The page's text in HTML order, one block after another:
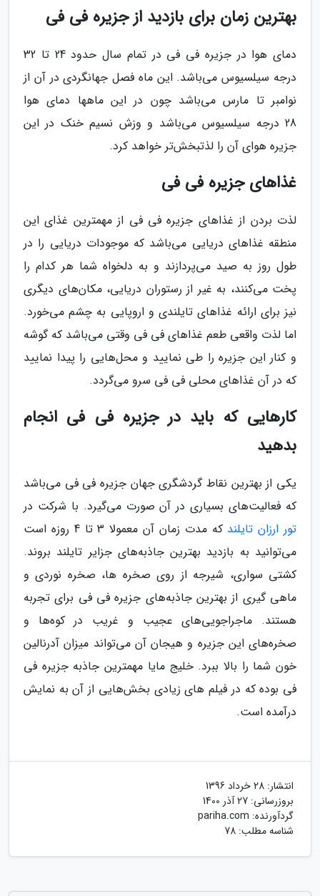
بهترین زمان برای بازدید از جزیره فی فی
دمای هوا در جزیره فی فی در تمام سال حدود 24 تا 32
درجه سیلسیوس می‌باشد. این ماه فصل جهانگردی در آن از
نوامبر تا مارس می‌باشد چون در این ماهها دمای هوا
28 درجه سیلسیوس می‌باشد و وزش نسیم خنک در این
جزیره هوای آن را لذتبخش‌تر خواهد کرد.
غذاهای جزیره فی فی
لذت بردن از غذاهای جزیره فی فی از مهمترین غذای این
منطقه غذاهای دریایی می‌باشد که موجودات دریایی را در
طول روز به صید می‌پردازند و به دلخواه شما هر کدام را
پخت می‌کنند، به غیر از رستوران دریایی، مکان‌های دیگری
نیز برای ارائه غذاهای تایلندی و اروپایی به چشم می‌خورد.
اما لذت واقعی طعم غذاهای فی فی وقتی می‌باشد که گوشه
و کنار این جزیره را طی نمایید و محل‌هایی را پیدا نمایید
که در آن غذاهای محلی فی فی سرو می‌گردد.
کارهایی که باید در جزیره فی فی انجام
بدهید
یکی از بهترین نقاط گردشگری جهان جزیره فی فی می‌باشد
که فعالیت‌های بسیاری در آن صورت می‌گیرد. با شرکت در
تور ارزان تایلند
که مدت زمان آن معمولا 3 تا 4 روزه است
می‌توانید به بازدید بهترین جاذبه‌های جزایر تایلند بروند.
کشتی سواری، شیرجه از روی صخره ها، صخره نوردی و
ماهی گیری از بهترین جاذبه‌های جزیره فی فی برای تجربه
هستند. ماجراجویی‌های عجیب و غریب در کوه‌ها و
صخره‌های این جزیره و هیجان آن می‌تواند میزان آدرنالین
خون شما را بالا ببرد. خلیج مایا مهمترین جاذبه جزیره فی
فی بوده که در فیلم های زیادی بخش‌هایی از آن به نمایش
درآمده است.
انتشار: 28 خرداد 1396
بروزرسانی: 27 آذر 1400
گردآورنده: pariha.com
شناسه مطلب: 78